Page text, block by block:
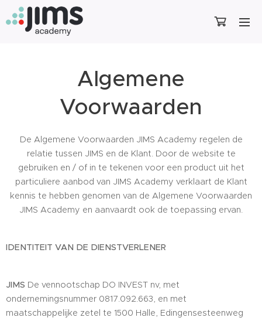
Algemene
Voorwaarden
De Algemene Voorwaarden JIMS Academy regelen de
relatie tussen JIMS en de Klant. Door de website te
gebruiken en / of in te tekenen voor een product uit het
particuliere aanbod van JIMS Academy verklaart de Klant
kennis te hebben genomen van de Algemene Voorwaarden
JIMS Academy en aanvaardt ook de toepassing ervan.
IDENTITEIT VAN DE DIENSTVERLENER
JIMS De vennootschap DO INVEST nv, met
ondernemingsnummer 0817.092.663, en met
maatschappelijke zetel te 1500 Halle, Edingensesteenweg